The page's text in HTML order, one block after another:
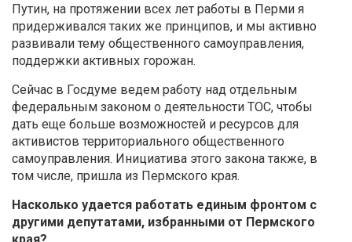
Путин, на протяжении всех лет работы в Перми я
придерживался таких же принципов, и мы активно
развивали тему общественного самоуправления,
поддержки активных горожан.
Сейчас в Госдуме ведем работу над отдельным
федеральным законом о деятельности ТОС, чтобы
дать еще больше возможностей и ресурсов для
активистов территориального общественного
самоуправления. Инициатива этого закона также, в
том числе, пришла из Пермского края.
Насколько удается работать единым фронтом с
другими депутатами, избранными от Пермского